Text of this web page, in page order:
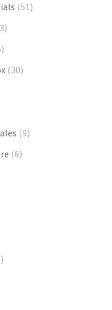
(51)
(30)
(9)
(6)